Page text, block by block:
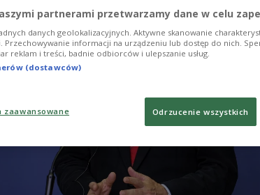
partnerami przetwarzamy dane w celu
danych geolokalizacyjnych. Aktywne skanowanie
Przechowywanie informacji na urządzeniu lub dostęp do nich.
reklam i treści, badnie odbiorców i ulepszanie usług.
(dostawców)
zaawansowane Odrzucenie wszystkich